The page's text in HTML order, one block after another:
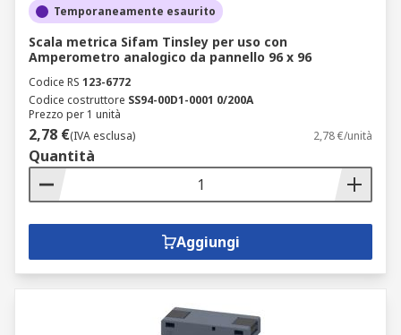
Temporaneamente esaurito
Scala metrica Sifam Tinsley per uso con
Amperometro analogico da pannello 96 x 96
Codice RS 123-6772
Codice costruttore SS94-00D1-0001 0/200A
Prezzo per 1 unità
2,78 €(IVA esclusa) 2,78 €/unità
Quantità
Aggiungi